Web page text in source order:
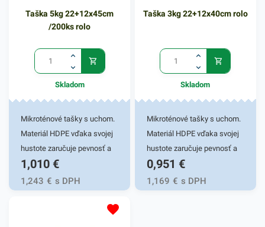
22+12x45cmFarba: zelená
Taška 5kg 22+12x45cm
/200ks rolo
Skladom
Mikroténové tašky s uchom.
Materiál HDPE vďaka svojej
hustote zaručuje pevnosť a
odolnosť. Je netoxický, preto
sa využíva hlavne v
potravinárstve pri balení
1,010 €
1,243 € s DPH
Taška 3kg 22+12x40cm rolo
Skladom
Mikroténové tašky s uchom.
Materiál HDPE vďaka svojej
hustote zaručuje pevnosť a
odolnosť. Je netoxický, preto
sa využíva hlavne v
potravinárstve pri balení
0,951 €
1,169 € s DPH